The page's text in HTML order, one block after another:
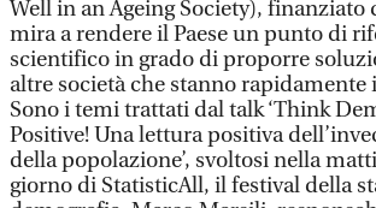
Well in an Ageing Society), finanziato
mira a rendere il Paese un punto di
scientifico in grado di proporre
altre società che stanno rapidamente
Sono i temi trattati dal talk ‘Think
Positive! Una lettura positiva
della popolazione’, svoltosi nella
giorno di StatisticAll, il festival della